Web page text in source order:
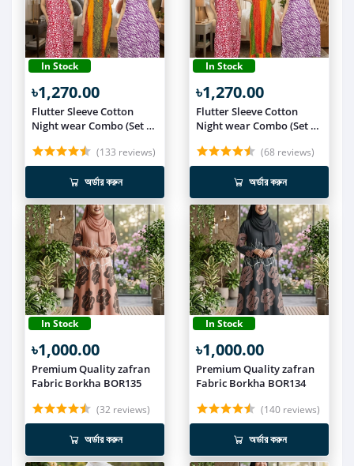
In Stock
৳1,270.00
Flutter Sleeve Cotton
Night wear Combo (Set of
(133 reviews)
অর্ডার করুন
In Stock
৳1,270.00
Flutter Sleeve Cotton
Night wear Combo (Set of
(68 reviews)
অর্ডার করুন
In Stock
৳1,000.00
Premium Quality zafran
Fabric Borkha BOR135
(32 reviews)
অর্ডার করুন
In Stock
৳1,000.00
Premium Quality zafran
Fabric Borkha BOR134
(140 reviews)
অর্ডার করুন